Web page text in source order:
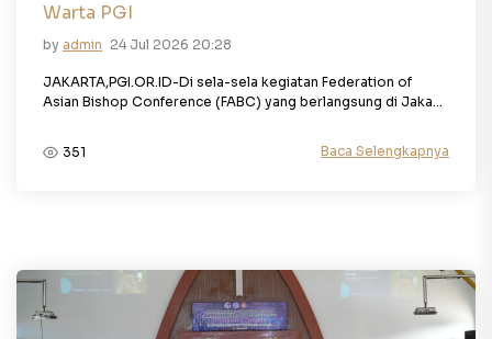
Warta PGI
by admin 24 Jul 2026 20:28
JAKARTA,PGI.OR.ID-Di sela-sela kegiatan Federation of
Asian Bishop Conference (FABC) yang berlangsung di Jaka...
351 Baca Selengkapnya